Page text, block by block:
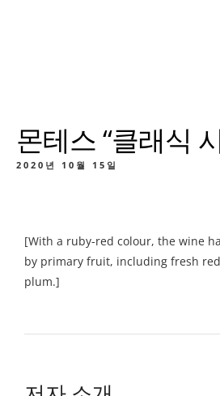
몬테스 “클래식
2020년 10월 15일
[With a ruby-red colour, the wine
by primary fruit, including fresh
plum.]